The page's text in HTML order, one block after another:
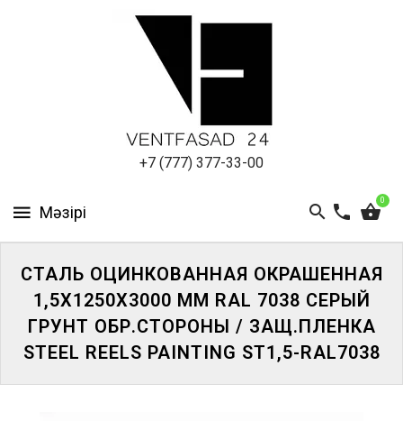
+7 (777) 377-33-00
0
ПАНЕЛИ
ПРОЕКТИРОВАНИЕ
СТАЛЬ ОЦИНКОВАННАЯ ОКРАШЕННАЯ
1,5Х1250Х3000 ММ RAL 7038 СЕРЫЙ
ГРУНТ ОБР.СТОРОНЫ / ЗАЩ.ПЛЕНКА
STEEL REELS PAINTING ST1,5-RAL7038